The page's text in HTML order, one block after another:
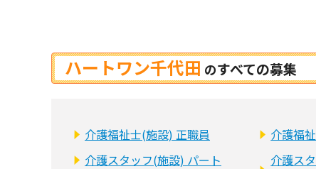
ハートワン千代田 のすべての募集
介護福祉士(施設) 正職員 介護福
介護スタッフ(施設) パート
介護ス